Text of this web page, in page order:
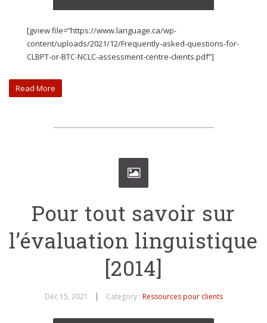
[gview file=”https://www.language.ca/wp-
content/uploads/2021/12/Frequently-asked-questions-for-
CLBPT-or-BTC-NCLC-assessment-centre-clients.pdf”]
Read More
Pour tout savoir sur
l’évaluation linguistique
[2014]
Déc 15, 2021 Category : Ressources pour clients